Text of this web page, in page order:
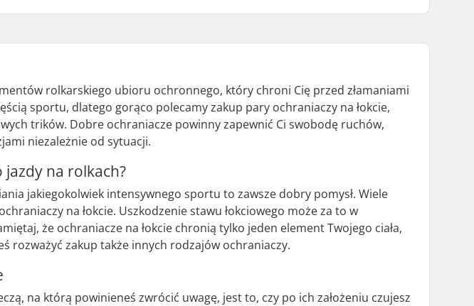
rolkarskiego ubioru ochronnego, który chroni Cię przed złamaniami
sportu, dlatego gorąco polecamy zakup pary ochraniaczy na łokcie,
trików. Dobre ochraniacze powinny zapewnić Ci swobodę ruchów,
niezależnie od sytuacji.
jazdy na rolkach?
jakiegokolwiek intensywnego sportu to zawsze dobry pomysł. Wiele
na łokcie. Uszkodzenie stawu łokciowego może za to w
że ochraniacze na łokcie chronią tylko jeden element Twojego ciała,
rozważyć zakup także innych rodzajów ochraniaczy.
na którą powinieneś zwrócić uwagę, jest to, czy po ich założeniu czujesz